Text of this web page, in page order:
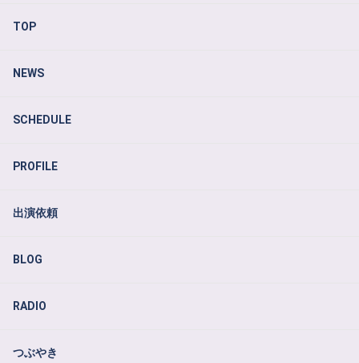
TOP
NEWS
SCHEDULE
PROFILE
出演依頼
BLOG
RADIO
つぶやき